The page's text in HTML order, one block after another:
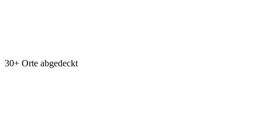
30+ Orte abgedeckt